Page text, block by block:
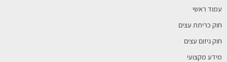
עמוד ראשי
חוק כריתת עצים
חוק גיזום עצים
מידע מקצועי